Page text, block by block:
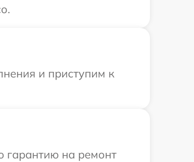
и приступим к
гарантию на ремонт